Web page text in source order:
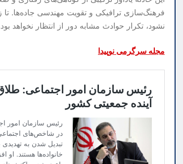
فرهنگ‌سازی ترافیکی و تقویت مهندسی جاده‌ها. تا
نشود، تکرار حوادث مشابه دور از انتظار نخواهد
مجله سرگرمی نوپیدا